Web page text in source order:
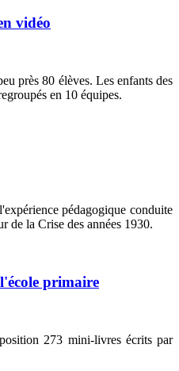
vidéo
près 80 élèves. Les enfants des
en 10 équipes.
pédagogique conduite
de la Crise des années 1930.
primaire
273 mini-livres écrits par